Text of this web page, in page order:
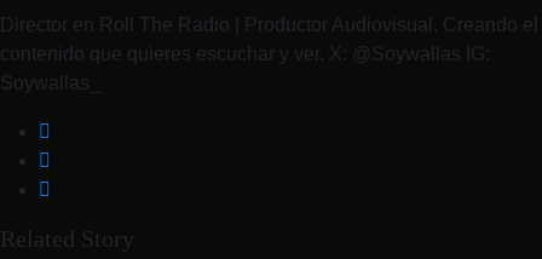
Director en Roll The Radio | Productor Audiovisual. Creando el
contenido que quieres escuchar y ver. X: @Soywallas IG:
Soywallas_
Related Story